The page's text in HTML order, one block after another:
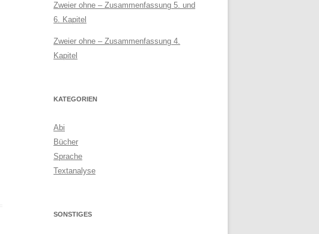
Zweier ohne – Zusammenfassung 5. und
6. Kapitel
Zweier ohne – Zusammenfassung 4.
Kapitel
KATEGORIEN
Abi
Bücher
Sprache
Textanalyse
SONSTIGES